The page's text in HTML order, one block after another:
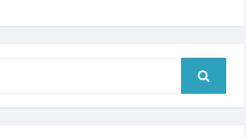
Search